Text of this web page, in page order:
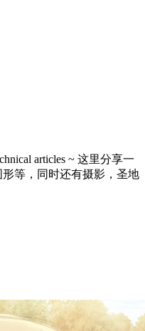
articles ~ 这里分享一
等，同时还有摄影，圣地